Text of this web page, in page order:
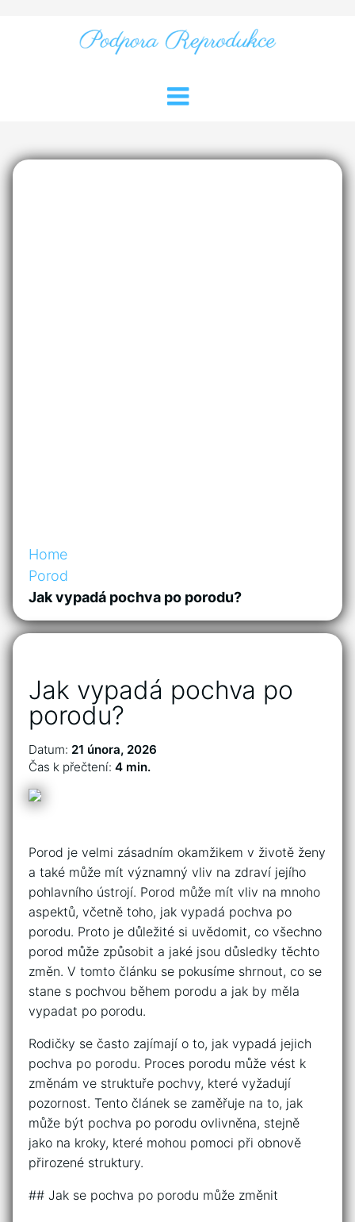
Home
Porod
Jak vypadá pochva po porodu?
Jak vypadá pochva po
porodu?
Datum: 21 února, 2026
Čas k přečtení: 4 min.
Porod je velmi zásadním okamžikem v životě ženy
a také může mít významný vliv na zdraví jejího
pohlavního ústrojí. Porod může mít vliv na mnoho
aspektů, včetně toho, jak vypadá pochva po
porodu. Proto je důležité si uvědomit, co všechno
porod může způsobit a jaké jsou důsledky těchto
změn. V tomto článku se pokusíme shrnout, co se
stane s pochvou během porodu a jak by měla
vypadat po porodu.
Rodičky se často zajímají o to, jak vypadá jejich
pochva po porodu. Proces porodu může vést k
změnám ve struktuře pochvy, které vyžadují
pozornost. Tento článek se zaměřuje na to, jak
může být pochva po porodu ovlivněna, stejně
jako na kroky, které mohou pomoci při obnově
přirozené struktury.
## Jak se pochva po porodu může změnit